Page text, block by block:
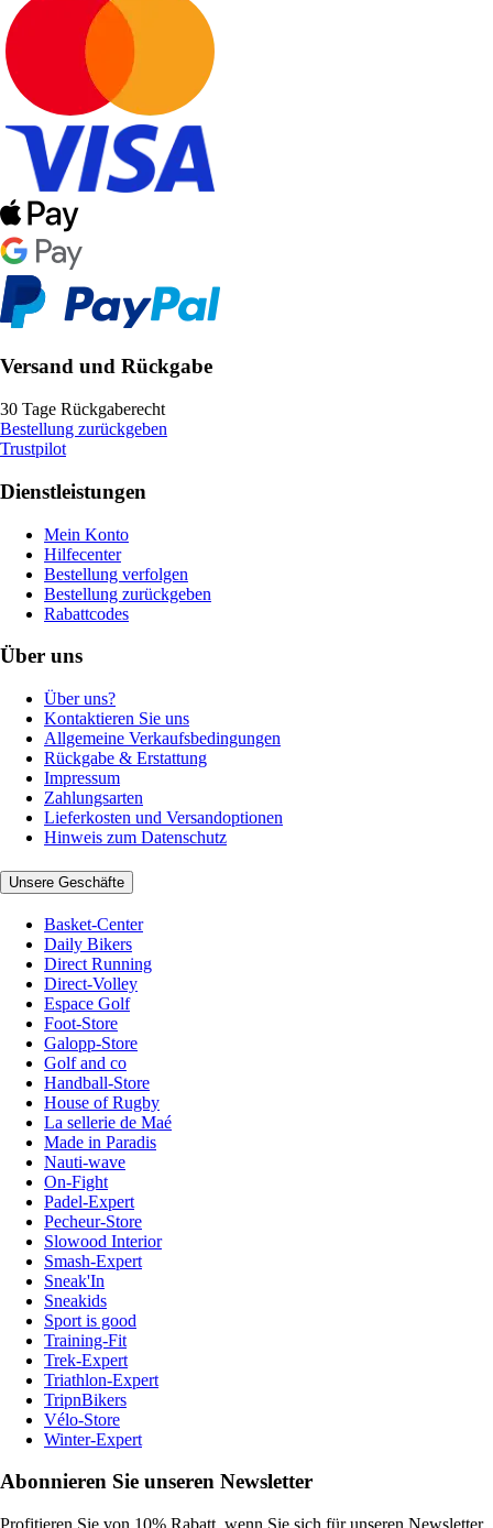
Versand und Rückgabe
30 Tage Rückgaberecht
Bestellung zurückgeben
Trustpilot
Dienstleistungen
Mein Konto
Hilfecenter
Bestellung verfolgen
Bestellung zurückgeben
Rabattcodes
Über uns
Über uns?
Kontaktieren Sie uns
Allgemeine Verkaufsbedingungen
Rückgabe & Erstattung
Impressum
Zahlungsarten
Lieferkosten und Versandoptionen
Hinweis zum Datenschutz
Unsere Geschäfte
Basket-Center
Daily Bikers
Direct Running
Direct-Volley
Espace Golf
Foot-Store
Galopp-Store
Golf and co
Handball-Store
House of Rugby
La sellerie de Maé
Made in Paradis
Nauti-wave
On-Fight
Padel-Expert
Pecheur-Store
Slowood Interior
Smash-Expert
Sneak'In
Sneakids
Sport is good
Training-Fit
Trek-Expert
Triathlon-Expert
TripnBikers
Vélo-Store
Winter-Expert
Abonnieren Sie unseren Newsletter
Profitieren Sie von 10% Rabatt, wenn Sie sich für unseren Newsletter